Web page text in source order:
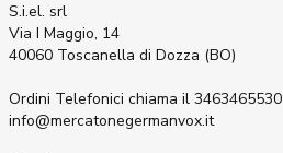
S.i.el. srl
Via I Maggio, 14
40060 Toscanella di Dozza (BO)
Ordini Telefonici chiama il 3463465530
info@mercatonegermanvox.it